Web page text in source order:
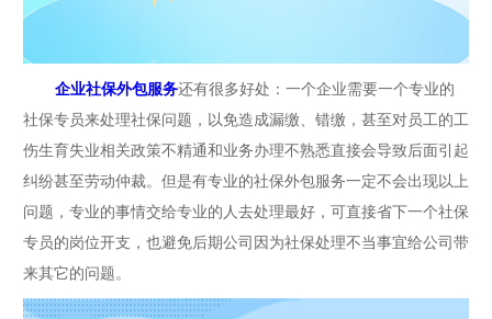
企业社保外包服务还有很多好处：一个企业需要一个专业的
社保专员来处理社保问题，以免造成漏缴、错缴，甚至对员工的工
伤生育失业相关政策不精通和业务办理不熟悉直接会导致后面引起
纠纷甚至劳动仲裁。但是有专业的社保外包服务一定不会出现以上
问题，专业的事情交给专业的人去处理最好，可直接省下一个社保
专员的岗位开支，也避免后期公司因为社保处理不当事宜给公司带
来其它的问题。